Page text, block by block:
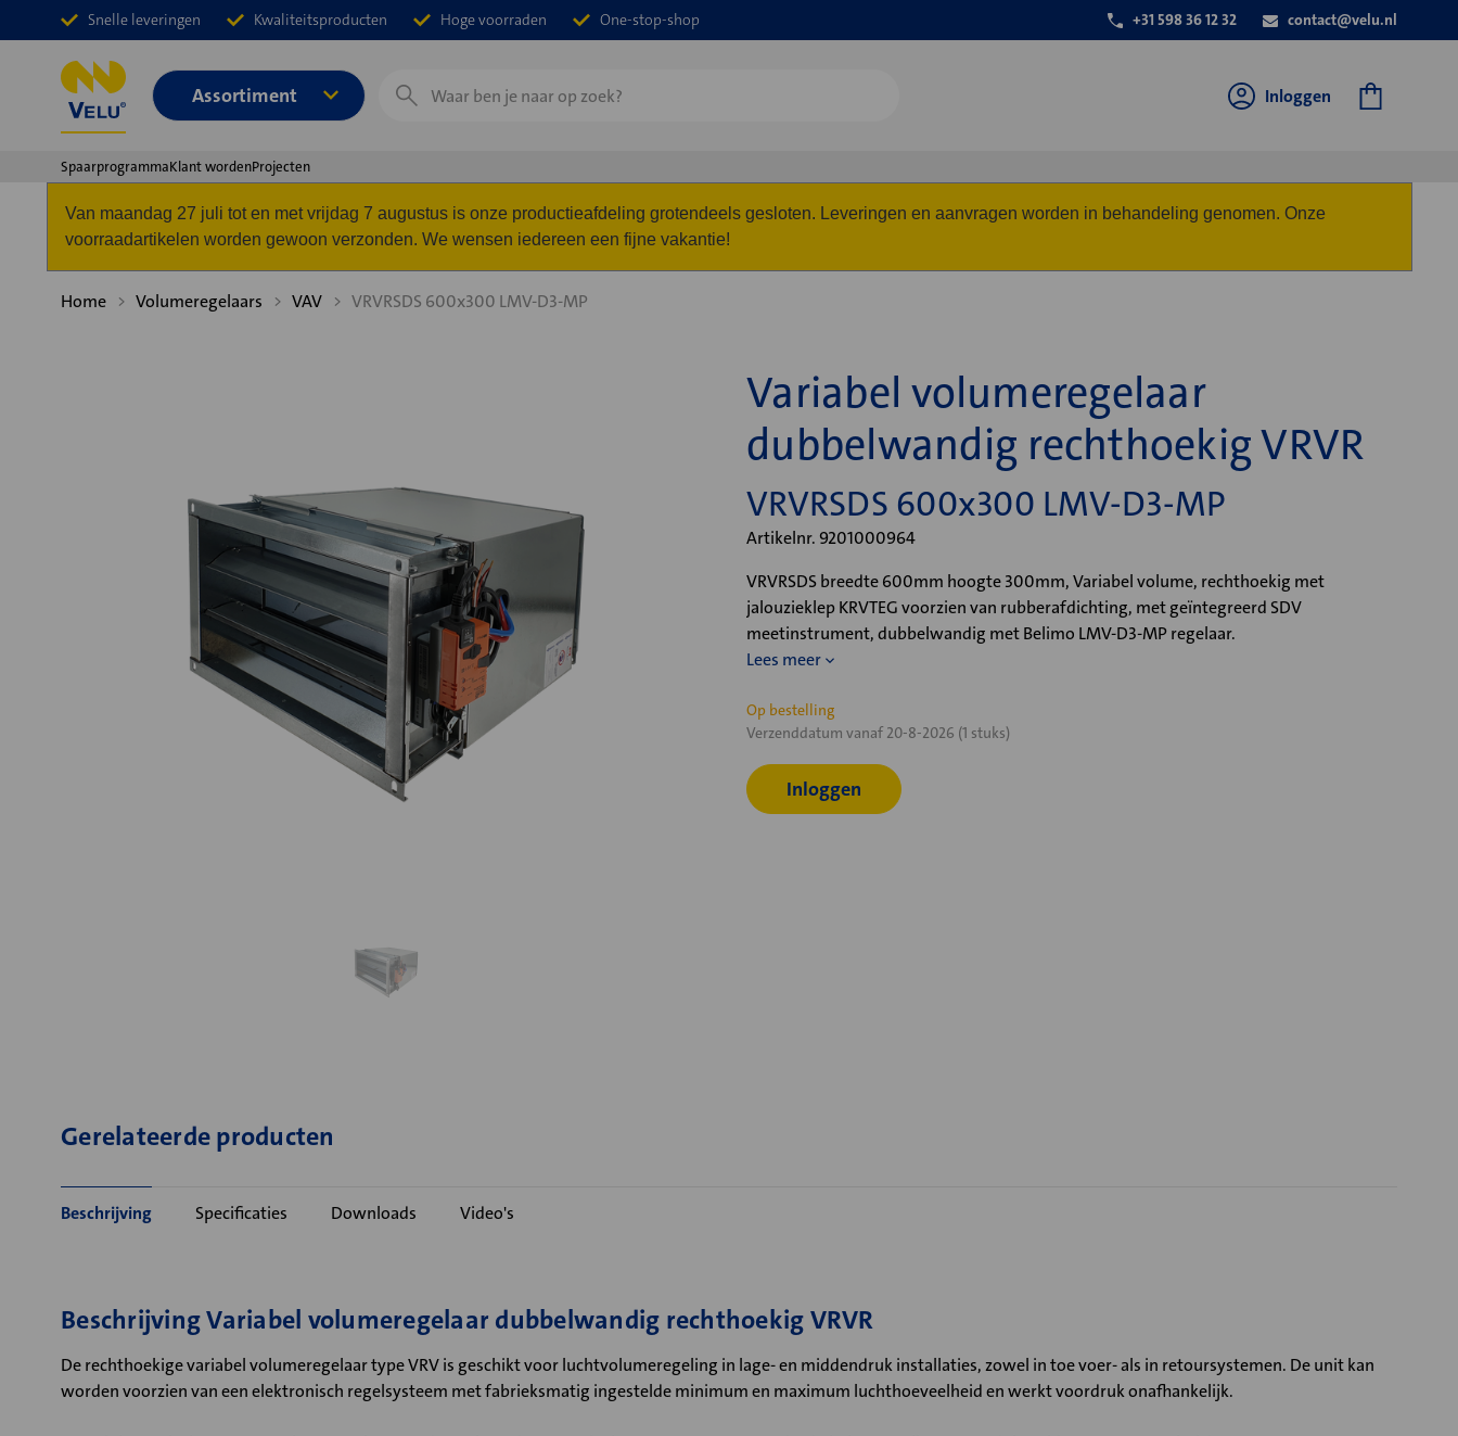
Snelle leveringen Kwaliteitsproducten Hoge voorraden One-stop-shop +31 598 36 12 32 contact@velu.nl
Assortiment
Zoeken
Inloggen
SpaarprogrammaKlant wordenProjecten
Van maandag 27 juli tot en met vrijdag 7 augustus is onze productieafdeling grotendeels gesloten. Leveringen en aanvragen worden in behandeling genomen. Onze
voorraadartikelen worden gewoon verzonden. We wensen iedereen een fijne vakantie!
Home Volumeregelaars VAV VRVRSDS 600x300 LMV-D3-MP
Variabel volumeregelaar
dubbelwandig rechthoekig VRVR
VRVRSDS 600x300 LMV-D3-MP
Artikelnr. 9201000964
VRVRSDS breedte 600mm hoogte 300mm, Variabel volume, rechthoekig met
jalouzieklep KRVTEG voorzien van rubberafdichting, met geïntegreerd SDV
meetinstrument, dubbelwandig met Belimo LMV-D3-MP regelaar.
Lees meer
Huidige
voorraad:
Op bestelling
Verzenddatum vanaf 20-8-2026 (1 stuks)
Inloggen
Gerelateerde producten
Beschrijving Specificaties Downloads Video's
Beschrijving Variabel volumeregelaar dubbelwandig rechthoekig VRVR
De rechthoekige variabel volumeregelaar type VRV is geschikt voor luchtvolumeregeling in lage- en middendruk installaties, zowel in toe voer- als in retoursystemen. De unit kan
worden voorzien van een elektronisch regelsysteem met fabrieksmatig ingestelde minimum en maximum luchthoeveelheid en werkt voordruk onafhankelijk.